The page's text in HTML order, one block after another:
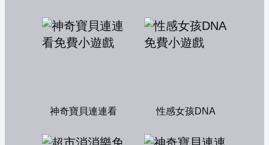
神奇寶貝連連看 性感女孩DNA